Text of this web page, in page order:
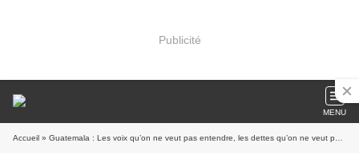
Publicité
MENU
Accueil » Guatemala : Les voix qu’on ne veut pas entendre, les dettes qu’on ne veut pas payer